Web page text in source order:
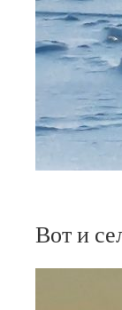
Вот и